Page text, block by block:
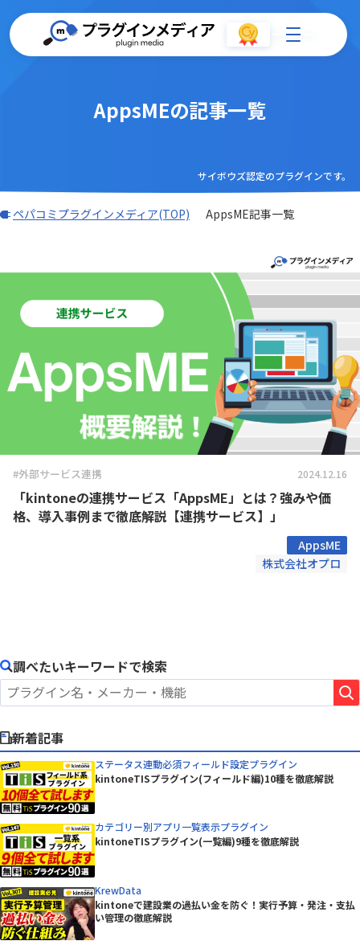
AppsMEの記事一覧
サイボウズ認定のプラグインです。
ペパコミプラグインメディア(TOP) AppsME記事一覧
#外部サービス連携 2024.12.16
「kintoneの連携サービス「AppsME」とは？強みや価
格、導入事例まで徹底解説【連携サービス】」
AppsME
株式会社オプロ
調べたいキーワードで検索
新着記事
ステータス連動必須フィールド設定プラグイン
kintoneTISプラグイン(フィールド編)10種を徹底解説
カテゴリー別アプリ一覧表示プラグイン
kintoneTISプラグイン(一覧編)9種を徹底解説
KrewData
kintoneで建設業の過払い金を防ぐ！実行予算・発注・支払
い管理の徹底解説